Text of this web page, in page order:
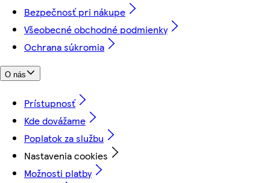
Bezpečnosť pri nákupe
Všeobecné obchodné podmienky
Ochrana súkromia
O nás
Prístupnosť
Kde dovážame
Poplatok za službu
Nastavenia cookies
Možnosti platby